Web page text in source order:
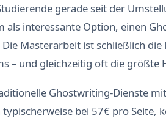
gerade seit der
als interessante Option, einen
Masterarbeit ist schließlich
– und gleichzeitig oft die größte
Ghostwriting-Dienste
bei 57€ pro Seite,